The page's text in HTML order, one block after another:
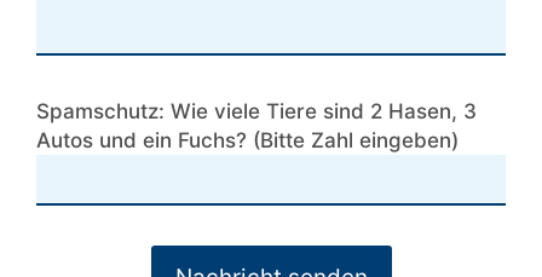
Spamschutz: Wie viele Tiere sind 2 Hasen, 3
Autos und ein Fuchs? (Bitte Zahl eingeben)